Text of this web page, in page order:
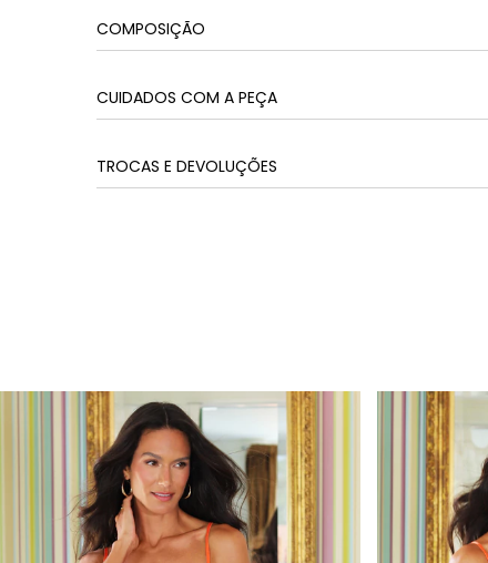
COMPOSIÇÃO
CUIDADOS COM A PEÇA
TROCAS E DEVOLUÇÕES